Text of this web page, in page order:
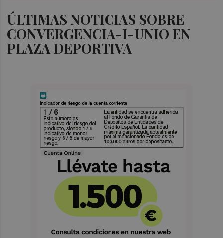
ÚLTIMAS NOTICIAS SOBRE
CONVERGENCIA-I-UNIO EN
PLAZA DEPORTIVA